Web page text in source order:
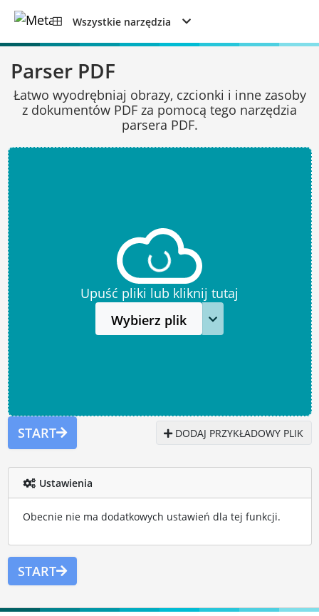
Wszystkie narzędzia
Parser PDF
Łatwo wyodrębniaj obrazy, czcionki i inne zasoby
z dokumentów PDF za pomocą tego narzędzia
parsera PDF.
Upuść pliki lub kliknij tutaj
Wybierz plik
START DODAJ PRZYKŁADOWY PLIK
Ustawienia
Obecnie nie ma dodatkowych ustawień dla tej funkcji.
START